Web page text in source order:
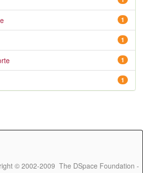
1
1
1
1
© 2002-2009 The DSpace Foundation -